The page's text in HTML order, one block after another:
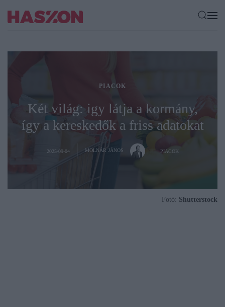
PIACOK
Két világ: igy látja a kormány,
így a kereskedők a friss adatokat
2025-09-04 MOLNÁR JÁNOS PIACOK
Fotó: Shutterstock